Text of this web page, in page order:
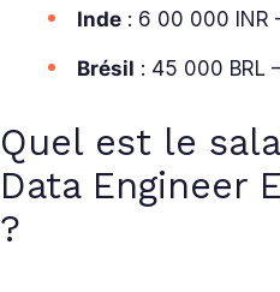
Inde : 6 00 000 INR
Brésil : 45 000 BRL
Quel est le
Data Engineer
?